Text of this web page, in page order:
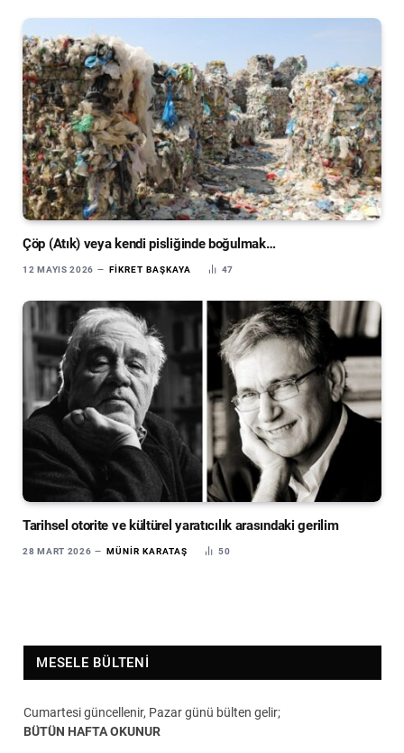
Çöp (Atık) veya kendi pisliğinde boğulmak…
12 MAYIS 2026 FIKRET BAŞKAYA 47
Tarihsel otorite ve kültürel yaratıcılık arasındaki gerilim
28 MART 2026 MÜNIR KARATAŞ 50
MESELE BÜLTENI
Cumartesi güncellenir, Pazar günü bülten gelir;
BÜTÜN HAFTA OKUNUR